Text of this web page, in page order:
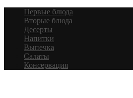
Первые блюда
Вторые блюда
Десерты
Напитки
Выпечка
Салаты
Консервация